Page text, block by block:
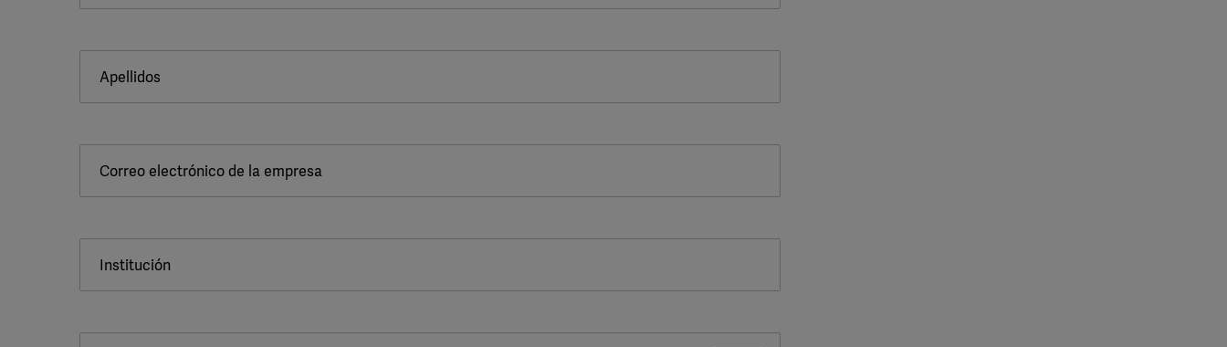
Apellidos
Correo electrónico de la empresa
Institución